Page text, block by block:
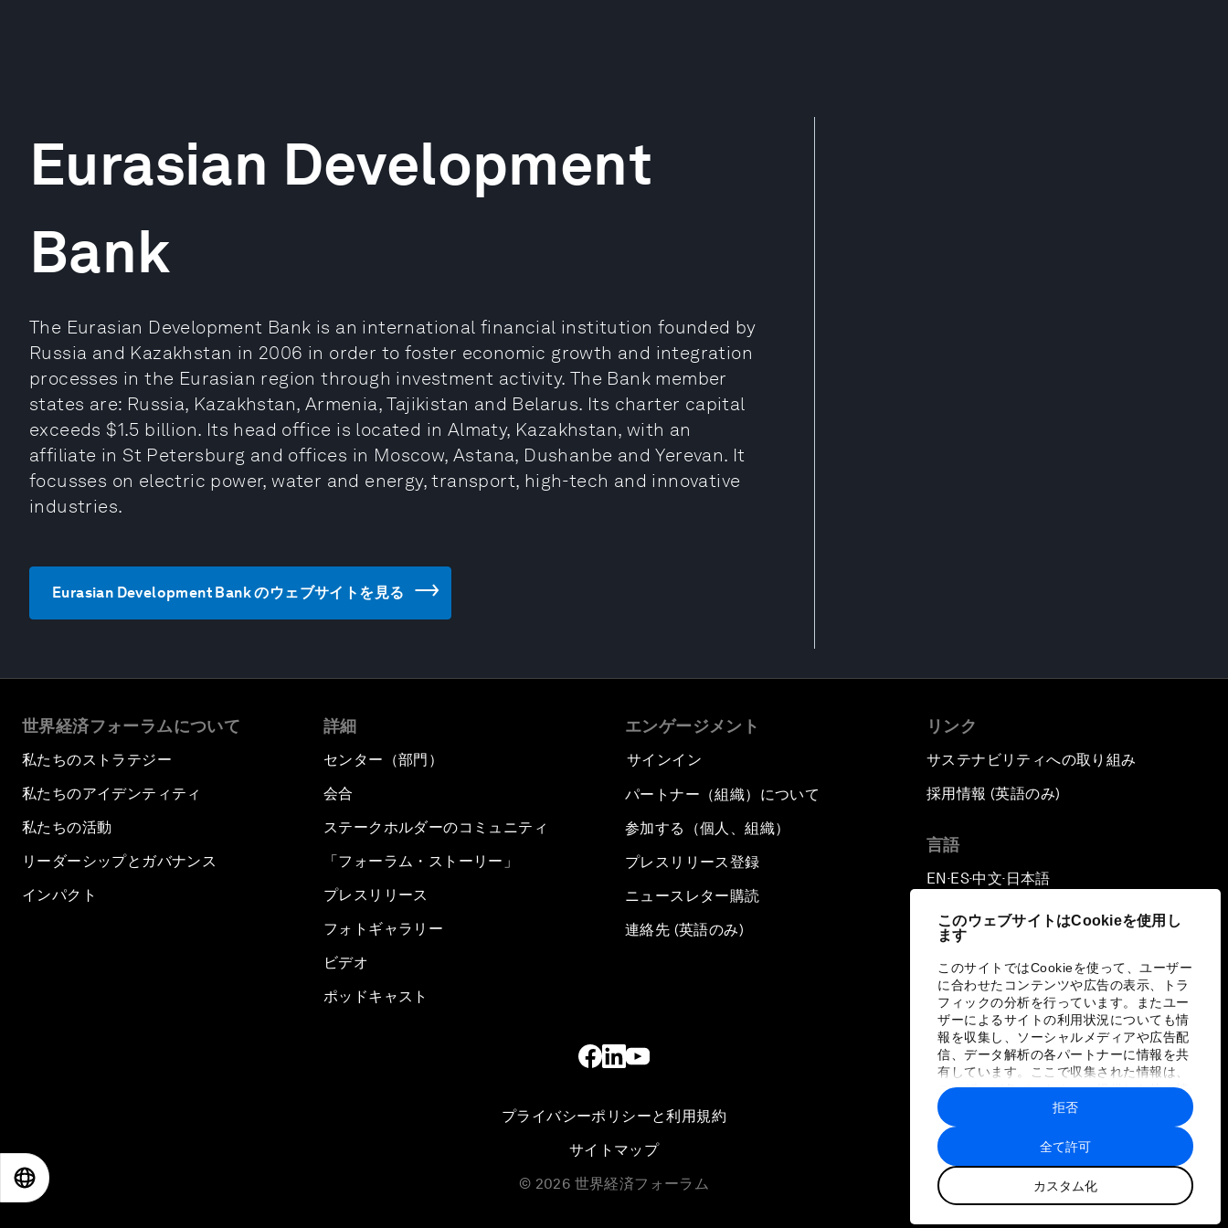
このウェブサイトはCookieを使用し
ます
このサイトではCookieを使って、ユーザー
に合わせたコンテンツや広告の表示、トラ
フィックの分析を行っています。またユー
ザーによるサイトの利用状況についても情
報を収集し、ソーシャルメディアや広告配
信、データ解析の各パートナーに情報を共
有しています。ここで収集された情報は、
ユーザーが各パートナーに提供した他の情
報や各パートナーのサービスを使用した際
に収集された情報と組み合わされ、各パー
トナーによって使用されることがありま
す。
全て許可
カスタム化
拒否
Eurasian Development
Bank
The Eurasian Development Bank is an international financial institution founded by
Russia and Kazakhstan in 2006 in order to foster economic growth and integration
processes in the Eurasian region through investment activity. The Bank member
states are: Russia, Kazakhstan, Armenia, Tajikistan and Belarus. Its charter capital
exceeds $1.5 billion. Its head office is located in Almaty, Kazakhstan, with an
affiliate in St Petersburg and offices in Moscow, Astana, Dushanbe and Yerevan. It
focusses on electric power, water and energy, transport, high-tech and innovative
industries.
Eurasian Development Bank のウェブサイトを見る
世界経済フォーラムについて
私たちのストラテジー
私たちのアイデンティティ
私たちの活動
リーダーシップとガバナンス
インパクト
詳細
センター（部門）
会合
ステークホルダーのコミュニティ
「フォーラム・ストーリー」
プレスリリース
フォトギャラリー
ビデオ
ポッドキャスト
エンゲージメント
サインイン
パートナー（組織）について
参加する（個人、組織）
プレスリリース登録
ニュースレター購読
連絡先 (英語のみ)
リンク
サステナビリティへの取り組み
採用情報 (英語のみ)
言語
EN ▪ES▪中文▪ 日本語
プライバシーポリシーと利用規約
サイトマップ
© 2026 世界経済フォーラム